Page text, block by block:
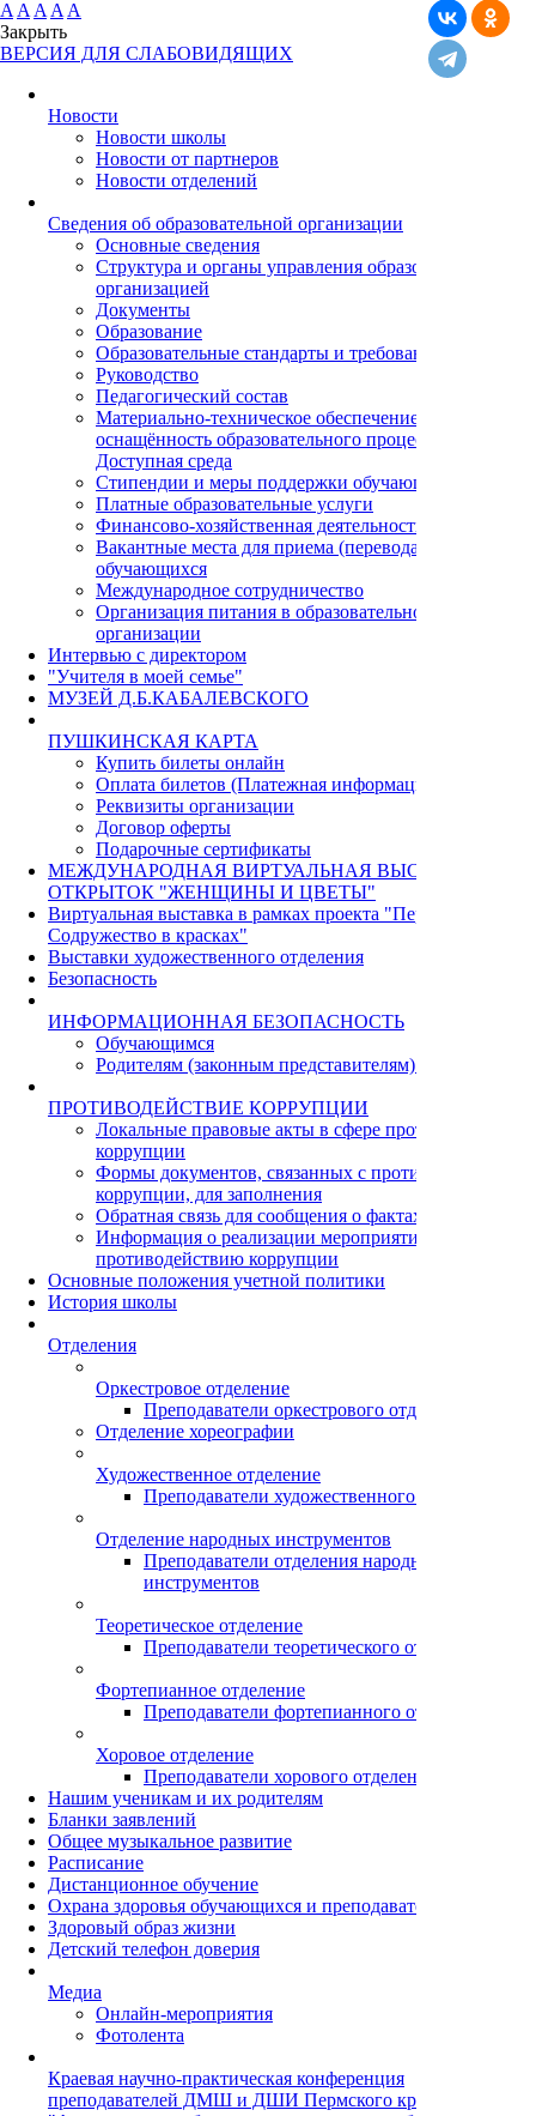
A A A A A
Закрыть
ВЕРСИЯ ДЛЯ СЛАБОВИДЯЩИХ
Новости
Новости школы
Новости от партнеров
Новости отделений
Cведения об образовательной организации
Основные сведения
Структура и органы управления образовательной
организацией
Документы
Образование
Образовательные стандарты и требования
Руководство
Педагогический состав
Материально-техническое обеспечение и
оснащённость образовательного процесса.
Доступная среда
Стипендии и меры поддержки обучающихся
Платные образовательные услуги
Финансово-хозяйственная деятельность
Вакантные места для приема (перевода)
обучающихся
Международное сотрудничество
Организация питания в образовательной
организации
Интервью с директором
"Учителя в моей семье"
МУЗЕЙ Д.Б.КАБАЛЕВСКОГО
ПУШКИНСКАЯ КАРТА
Купить билеты онлайн
Оплата билетов (Платежная информация)
Реквизиты организации
Договор оферты
Подарочные сертификаты
МЕЖДУНАРОДНАЯ ВИРТУАЛЬНАЯ ВЫСТАВКА
ОТКРЫТОК "ЖЕНЩИНЫ И ЦВЕТЫ"
Виртуальная выставка в рамках проекта "Пермь - Циндао.
Содружество в красках"
Выставки художественного отделения
Безопасность
ИНФОРМАЦИОННАЯ БЕЗОПАСНОСТЬ
Обучающимся
Родителям (законным представителям) учащихся
ПРОТИВОДЕЙСТВИЕ КОРРУПЦИИ
Локальные правовые акты в сфере противодействия
коррупции
Формы документов, связанных с противодействием
коррупции, для заполнения
Обратная связь для сообщения о фактах коррупции
Информация о реализации мероприятий по
противодействию коррупции
Основные положения учетной политики
История школы
Отделения
Оркестровое отделение
Преподаватели оркестрового отделения
Отделение хореографии
Художественное отделение
Преподаватели художественного отделения
Отделение народных инструментов
Преподаватели отделения народных
инструментов
Теоретическое отделение
Преподаватели теоретического отделения
Фортепианное отделение
Преподаватели фортепианного отделения
Хоровое отделение
Преподаватели хорового отделения
Нашим ученикам и их родителям
Бланки заявлений
Общее музыкальное развитие
Расписание
Дистанционное обучение
Охрана здоровья обучающихся и преподавателей
Здоровый образ жизни
Детский телефон доверия
Медиа
Онлайн-мероприятия
Фотолента
Краевая научно-практическая конференция
преподавателей ДМШ и ДШИ Пермского края